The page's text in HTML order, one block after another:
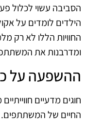
הסביבה עשוי לכלול
הילדים לומדים על
החוויות הללו לא רק
ומדרבנות את
ההשפעה על
חוגים מדעיים
החיים של המשתתפים.